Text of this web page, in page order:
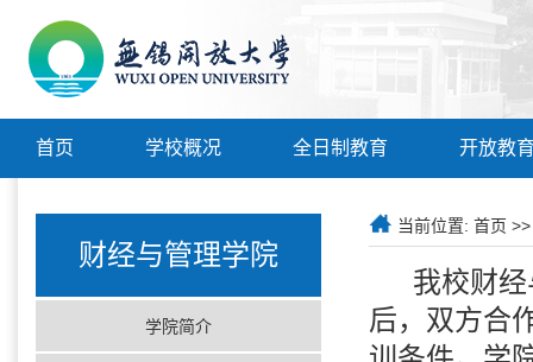
首页 学校概况 全日制教育 开放教
财经与管理学院
学院简介
当前位置: 首页
我校财
后，双方合